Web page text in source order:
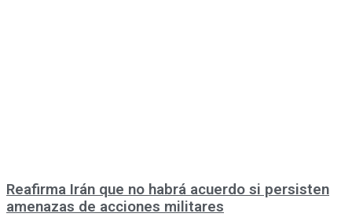
Reafirma Irán que no habrá acuerdo si persisten
amenazas de acciones militares